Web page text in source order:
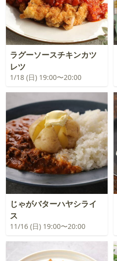
ラグーソースチキンカツ
レツ
1/18 (日) 19:00〜20:00
じゃがバターハヤシライ
ス
11/16 (日) 19:00〜20:00